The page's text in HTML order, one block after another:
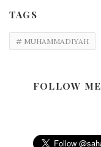
TAGS
# MUHAMMADIYAH
FOLLOW ME